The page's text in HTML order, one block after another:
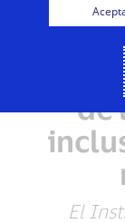
de
El